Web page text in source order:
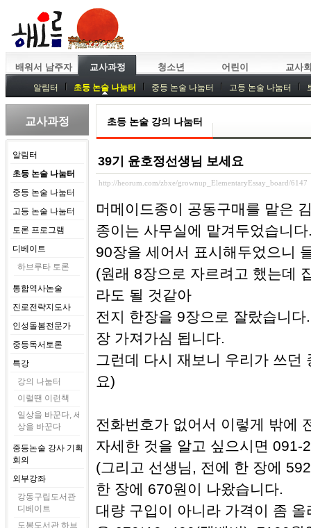
배워서 남주자 교사과정 청소년 어린이 교사
알림터 초등 논술 나눔터 중등 논술 나눔터 고등 논술 나눔터
중등독서토론
특강 중등논술 강사 기획회의 외부강좌
교사과정
알림터
초등 논술 나눔터
중등 논술 나눔터
고등 논술 나눔터
토론 프로그램
디베이트
하브루타 토론
통합역사논술
진로전략지도사
인성돌봄전문가
중등독서토론
특강
강의 나눔터
이럴땐 이런책
일상을 바꾼다, 세
상을 바꾼다
중등논술 강사 기획
회의
외부강좌
강동구립도서관
디베이트
도봉도서관 하브
초등 논술 강의 나눔터
39기 윤호정선생님 보세요
http://heorum.com/zbxe/grownup_ElementaryEssay_board/6147
머메이드종이 공동구매를 맡은
종이는 사무실에 맡겨두었습니다
90장을 세어서 표시해두었으니
(원래 8장으로 자르려고 했는데
라도 될 것같아
전지 한장을 9장으로 잘랐습니
장 가져가심 됩니다.
그런데 다시 재보니 우리가 쓰던
요)
전화번호가 없어서 이렇게 밖에
자세한 것을 알고 싶으시면 091-
(그리고 선생님, 전에 한 장에
한 장에 670원이 나왔습니다.
대량 구입이 아니라 가격이 좀